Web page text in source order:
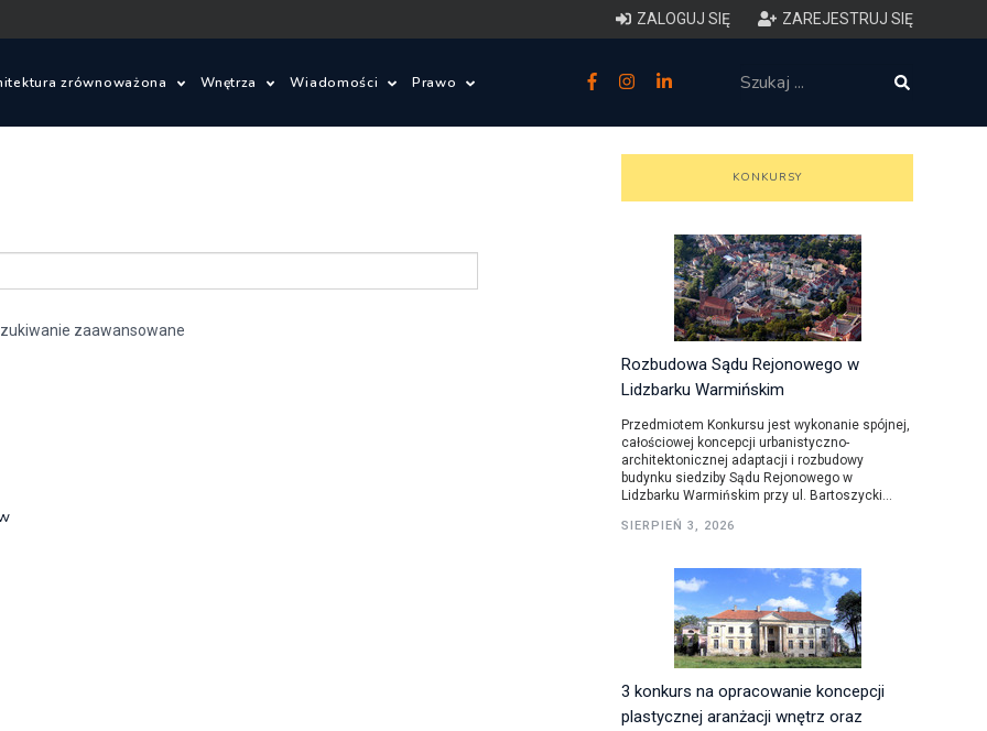
ZALOGUJ SIĘ ZAREJESTRUJ SIĘ
zrównoważona
zrównoważone
produktów dla architekta
Wnętrza Wiadomości Prawo
Warunki techniczne (budynki)
Szczegółowy zakres i forma projektu
zagospodarowaniu przestrzennym
zaawansowane
KONKURSY
Rozbudowa Sądu Rejonowego w
Lidzbarku Warmińskim
Przedmiotem Konkursu jest wykonanie spójnej,
całościowej koncepcji urbanistyczno-
architektonicznej adaptacji i rozbudowy
budynku siedziby Sądu Rejonowego w
Lidzbarku Warmińskim przy ul. Bartoszycki...
SIERPIEŃ 3, 2026
3 konkurs na opracowanie koncepcji
plastycznej aranżacji wnętrz oraz